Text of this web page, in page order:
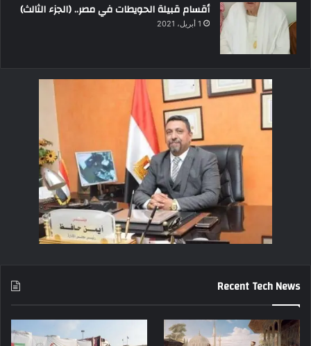
أقسام قبيلة الحويطات في مصر.. (الجزء الثالث)
1 أبريل، 2021
Recent Tech News